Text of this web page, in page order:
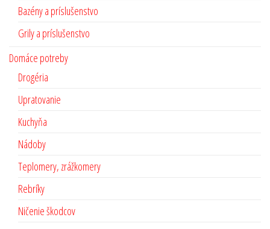
Bazény a príslušenstvo
Grily a príslušenstvo
Domáce potreby
Drogéria
Upratovanie
Kuchyňa
Nádoby
Teplomery, zrážkomery
Rebríky
Ničenie škodcov